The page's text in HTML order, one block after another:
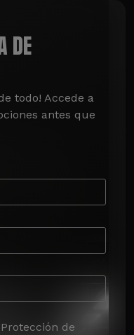
DE
todo! Accede a
antes que
de